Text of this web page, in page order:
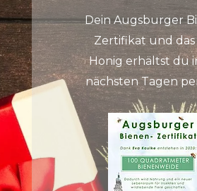
Dein Augsburger
Zertifikat und das
Honig erhältst du
nächsten Tagen